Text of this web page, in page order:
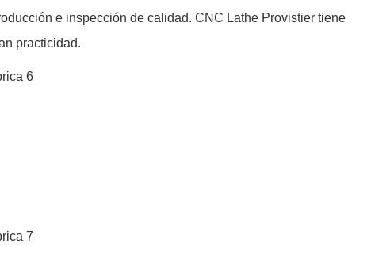
e inspección de calidad. CNC Lathe Provistier tiene
practicidad.